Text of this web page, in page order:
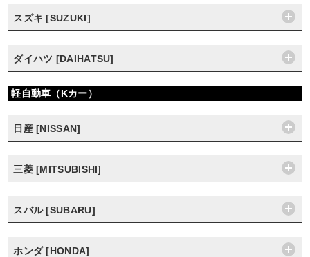
スズキ [SUZUKI]
ダイハツ [DAIHATSU]
軽自動車（Kカー）
日産 [NISSAN]
三菱 [MITSUBISHI]
スバル [SUBARU]
ホンダ [HONDA]